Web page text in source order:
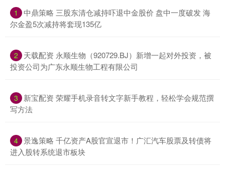
1
中鼎策略 三股东清仓减持吓退中金股价 盘中一度破发 海
尔金盈5次减持将套现135亿
2
天载配资 永顺生物（920729.BJ）新增一起对外投资，被
投资公司为广东永顺生物工程有限公司
3
新宝配资 荣耀手机录音转文字新手教程，轻松学会规范撰
写方法
4 景逸策略 千亿资产A股官宣退市！广汇汽车股票及转债将
进入股转系统退市板块